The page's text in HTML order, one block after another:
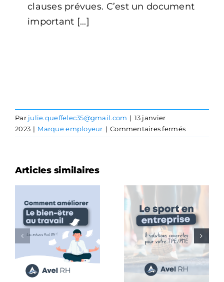
clauses prévues. C’est un document
important [...]
Par julie.queffelec35@gmail.com | 13 janvier
2023 | Marque employeur | Commentaires ferméssur
Qu’est-
respiration
?
Articles similaires
Améliorer
le bien-
être au
travail
Le sport
entreprise
: 8
solutions
concrètes
pour votre